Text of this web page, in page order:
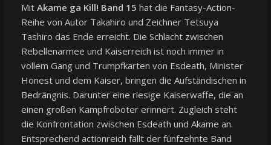
Mit Akame ga Kill! Band 15 hat die Fantasy-Action-
Reihe von Autor Takahiro und Zeichner Tetsuya
Tashiro das Ende erreicht. Die Schlacht zwischen
Rebellenarmee und Kaiserreich ist noch immer in
vollem Gang und Trumpfkarten von Esdeath, Minister
Honest und dem Kaiser, bringen die Aufständischen in
Bedrängnis. Darunter eine riesige Kaiserwaffe, die an
einen großen Kampfroboter erinnert. Zugleich steht
die Konfrontation zwischen Esdeath und Akame an.
Entsprechend actionreich fällt der fünfzehnte Band